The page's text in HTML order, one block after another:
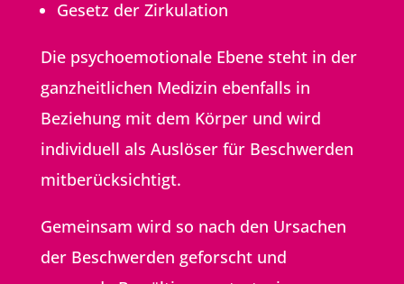
Gesetz der Zirkulation
Die psychoemotionale Ebene steht in der
ganzheit­lichen Medizin ebenfalls in
Beziehung mit dem Körper und wird
individuell als Auslöser für Beschwerden
mit­berück­sichtigt.
Gemeinsam wird so nach den Ursachen
der Beschwerden geforscht und